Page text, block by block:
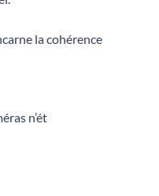
la cohérence
n’ét